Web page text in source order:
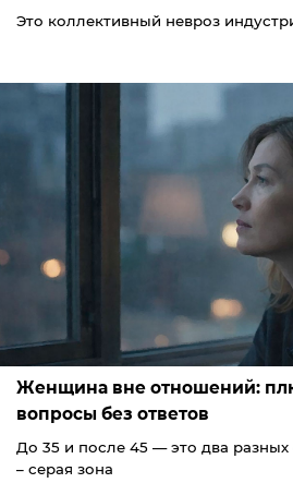
Это коллективный невроз
Женщина вне отношений:
вопросы без ответов
До 35 и после 45 — это два
– серая зона